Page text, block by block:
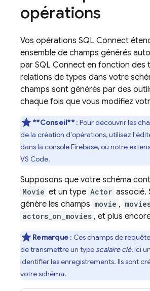
opérations
Vos opérations SQL Connect
ensemble de champs générés
par SQL Connect en fonction des
relations de types dans votre
champs sont générés par des
chaque fois que vous modifiez
**Conseil**: Pour découvrir les
de la création d'opérations, utilisez
dans la consoleFirebase, ou notre
VS Code.
Supposons que votre schéma
Movie et un type Actor associé.
génère les champs movie ,
actors_on_movies , et plus
Remarque : Ces champs de
de transmettre un type scalaire clé, ici un
identifier les enregistrements. Ils sont
votre schéma.